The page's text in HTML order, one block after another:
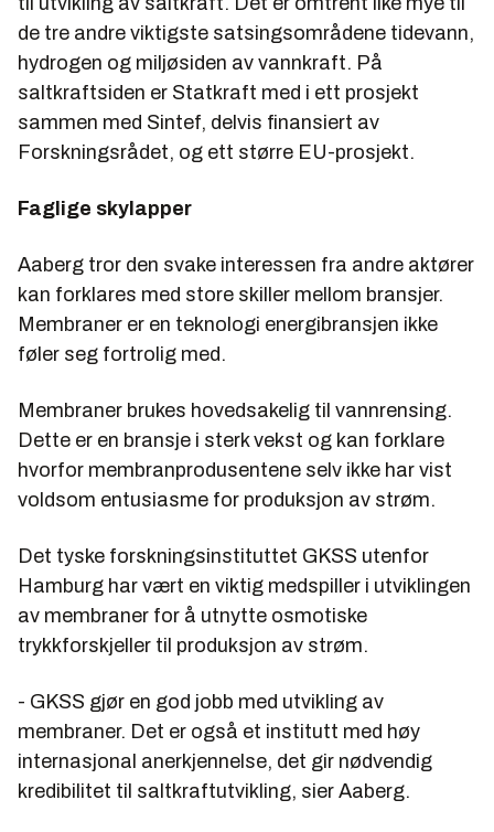
de tre andre viktigste satsingsområdene tidevann,
hydrogen og miljøsiden av vannkraft. På
saltkraftsiden er Statkraft med i ett prosjekt
sammen med Sintef, delvis finansiert av
Forskningsrådet, og ett større EU-prosjekt.
Faglige skylapper
Aaberg tror den svake interessen fra andre aktører
kan forklares med store skiller mellom bransjer.
Membraner er en teknologi energibransjen ikke
føler seg fortrolig med.
Membraner brukes hovedsakelig til vannrensing.
Dette er en bransje i sterk vekst og kan forklare
hvorfor membranprodusentene selv ikke har vist
voldsom entusiasme for produksjon av strøm.
Det tyske forskningsinstituttet GKSS utenfor
Hamburg har vært en viktig medspiller i utviklingen
av membraner for å utnytte osmotiske
trykkforskjeller til produksjon av strøm.
- GKSS gjør en god jobb med utvikling av
membraner. Det er også et institutt med høy
internasjonal anerkjennelse, det gir nødvendig
kredibilitet til saltkraftutvikling, sier Aaberg.